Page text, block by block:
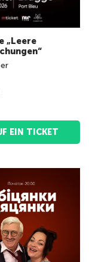
„Leere
EIN TICKET